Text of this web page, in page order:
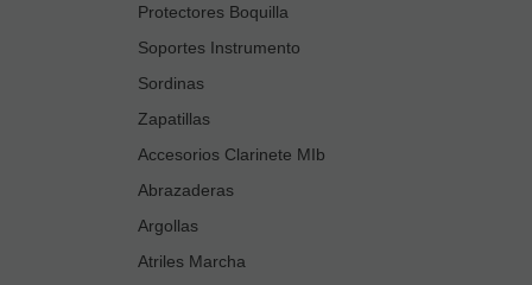
Protectores Boquilla
Soportes Instrumento
Sordinas
Zapatillas
Accesorios Clarinete MIb
Abrazaderas
Argollas
Atriles Marcha